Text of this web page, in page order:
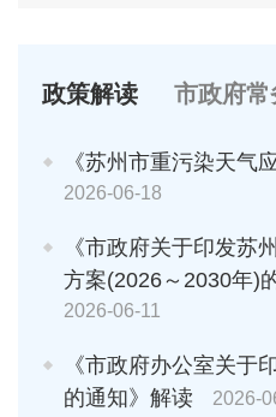
政策解读 市政府常
《苏州市重污染天气
2026-06-18
《市政府关于印发苏
方案(2026～2030年)
2026-06-11
《市政府办公室关于
的通知》解读
2026-